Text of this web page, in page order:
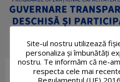
Site-ul nostru utilizează
personaliza și îmbunătăți
nostru. Te informăm că ne-
respecta cele mai
Regulamentul (UE)